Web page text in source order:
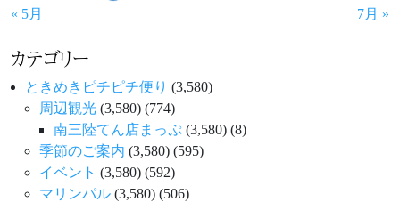
« 5月 7月 »
カテゴリー
ときめきピチピチ便り (3,580)
周辺観光 (3,580) (774)
南三陸てん店まっぷ (3,580) (8)
季節のご案内 (3,580) (595)
イベント (3,580) (592)
マリンパル (3,580) (506)